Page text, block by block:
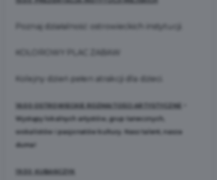
Poznaj działalność ostrowieckich instytucji.
Kolejny dzień pełen atrakcji dla dzieci.
16:00 OSTROWIECKIE ROZMAITOŚCI ARTYSTYCZNE
Występy lokalnych artystów, grup tanecznych,
wokalistów i pasjonatów kultury. Nasz talent, nasza
duma!
19:30 KUBAŃCZYK